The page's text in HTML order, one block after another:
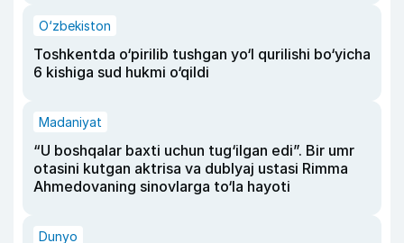
O‘zbekiston
Toshkentda o‘pirilib tushgan yo‘l qurilishi bo‘yicha
6 kishiga sud hukmi o‘qildi
Madaniyat
“U boshqalar baxti uchun tug‘ilgan edi”. Bir umr
otasini kutgan aktrisa va dublyaj ustasi Rimma
Ahmedovaning sinovlarga to‘la hayoti
Dunyo